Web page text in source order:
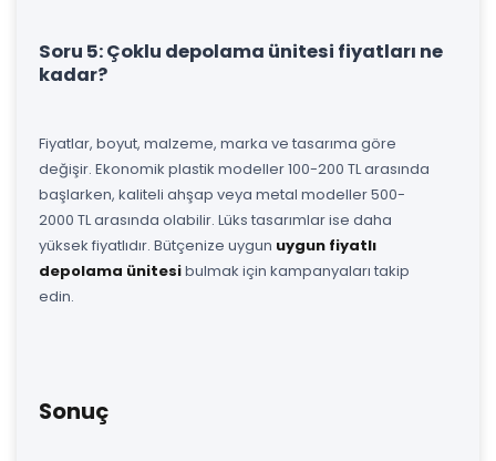
Soru 5: Çoklu depolama ünitesi fiyatları ne
kadar?
Fiyatlar, boyut, malzeme, marka ve tasarıma göre
değişir. Ekonomik plastik modeller 100-200 TL arasında
başlarken, kaliteli ahşap veya metal modeller 500-
2000 TL arasında olabilir. Lüks tasarımlar ise daha
yüksek fiyatlıdır. Bütçenize uygun uygun fiyatlı
depolama ünitesibulmak için kampanyaları takip
edin.
Sonuç